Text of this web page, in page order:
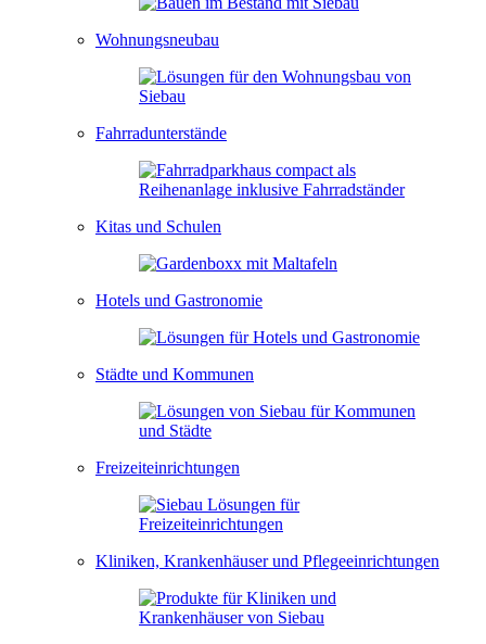
Wohnungsneubau
Fahrradunterstände
Kitas und Schulen
Hotels und Gastronomie
Städte und Kommunen
Freizeiteinrichtungen
Kliniken, Krankenhäuser und Pflegeeinrichtungen